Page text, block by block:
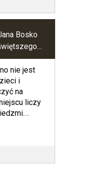
Bosko
w
nie jest
i
na
liczy